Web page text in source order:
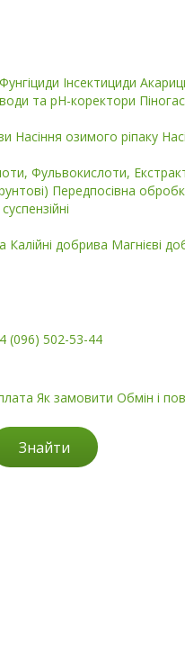
Фунгіциди Інсектициди
та pH-коректори
Насіння озимого ріпаку
Фульвокислоти,
Передпосівна
Калійні добрива Магнієві
(096) 502-53-44
Як замовити Обмін і
Знайти